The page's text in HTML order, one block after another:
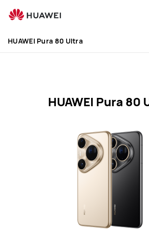
Pura
Ultra
HUAWEI Pura 80 Ultra
HUAWEI Pura 80